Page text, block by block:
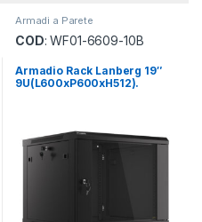
Armadi a Parete
COD: WF01-6609-10B
Armadio Rack Lanberg 19″
9U(L600xP600xH512).